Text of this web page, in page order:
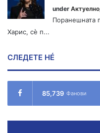
under Актуелно
Поранешната
Харис, сè п...
СЛЕДЕТЕ НÉ
85,739 Фанови